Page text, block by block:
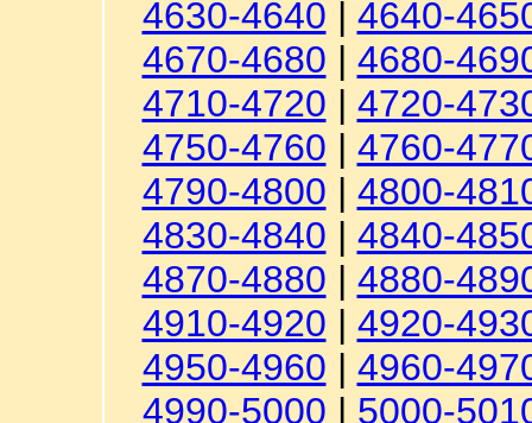
4630-4640 | 4640-
4670-4680 | 4680-
4710-4720 | 4720-
4750-4760 | 4760-
4790-4800 | 4800-
4830-4840 | 4840-
4870-4880 | 4880-
4910-4920 | 4920-
4950-4960 | 4960-
4990-5000 | 5000-